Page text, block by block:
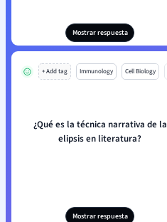
Mostrar respuesta
+ Add tag Immunology Cell Biology
¿Qué es la técnica narrativa de la
elipsis en literatura?
Mostrar respuesta